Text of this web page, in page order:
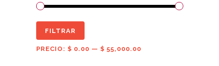
Precio
mínimo
Precio
máximo
FILTRAR
PRECIO: $ 0.00 — $ 55,000.00